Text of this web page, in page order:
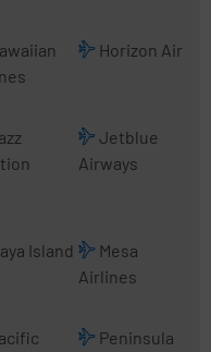
Horizon Air
Jetblue
Airways
Island
Mesa
Airlines
Peninsula